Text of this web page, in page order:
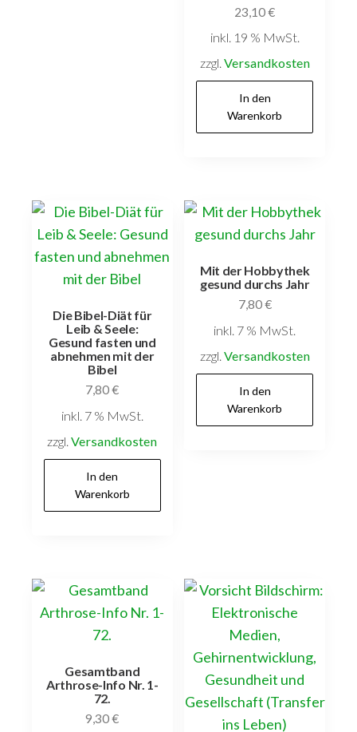
23,10€
inkl. 19 % MwSt.
zzgl. Versandkosten
In den
Warenkorb
Die Bibel-Diät für
Leib & Seele:
Gesund fasten und
abnehmen mit der
Bibel
7,80€
inkl. 7 % MwSt.
zzgl.Versandkosten
In den
Warenkorb
Mit der Hobbythek
gesund durchs Jahr
7,80€
inkl. 7 % MwSt.
zzgl. Versandkosten
In den
Warenkorb
Gesamtband
Arthrose-Info Nr. 1-
72.
9,30€